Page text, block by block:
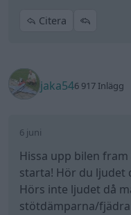
Citera
jaka546 917 Inlägg
6 juni
Hissa upp bilen
starta! Hör du ljudet
Hörs inte ljudet då
stötdämparna/